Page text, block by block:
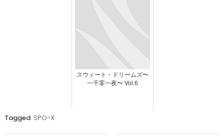
スウィート・ドリームズ〜
一千零一夜〜 Vol.6
Tagged SPO-X